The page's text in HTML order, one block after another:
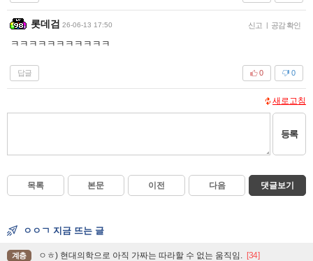
롯데검 26-06-13 17:50 신고 | 공감 확인
ㅋㅋㅋㅋㅋㅋㅋㅋㅋㅋㅋ
답글 0
0
새로고침
등록
목록 본문 이전 다음 댓글보기
ㅇㅇㄱ 지금 뜨는 글
계층 ㅇㅎ) 현대의학으로 아직 가짜는 따라할 수 없는 움직임. [34]